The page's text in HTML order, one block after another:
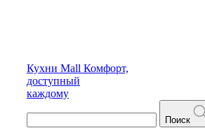
Кухни Mall Комфорт,
доступный
каждому
Поиск